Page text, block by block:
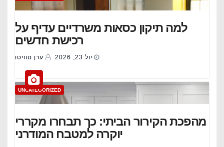
למה תיקון כסאות משרדיים עדיף על
רכישת חדשים
יול 23, 2026 ערן טוויטו
UNCATEGORIZED
מהפכת הקירור הביתי: כך תבחרו מקררי
יוקרה למטבח המודרני